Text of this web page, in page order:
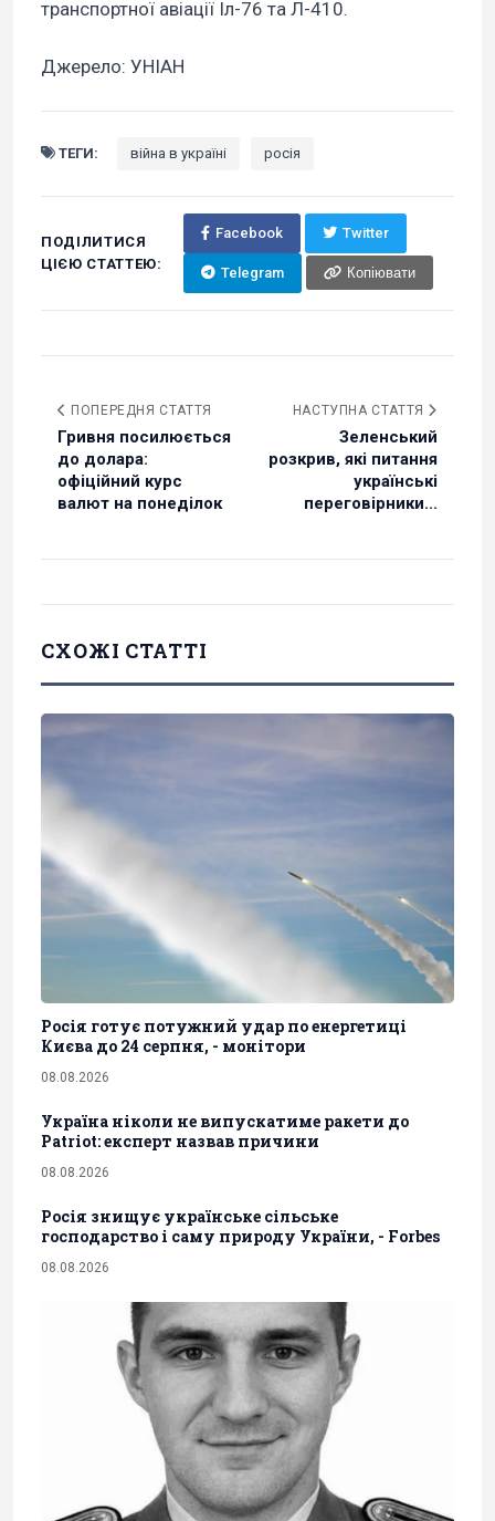
транспортної авіації Іл-76 та Л-410.
Джерело: УНІАН
ТЕГИ: війна в україні росія
ПОДІЛИТИСЯ
ЦІЄЮ СТАТТЕЮ:
Facebook Twitter
Telegram Копіювати
ПОПЕРЕДНЯ СТАТТЯ
Гривня посилюється
до долара:
офіційний курс
валют на понеділок
НАСТУПНА СТАТТЯ
Зеленський
розкрив, які питання
українські
переговірники...
СХОЖІ СТАТТІ
Росія готує потужний удар по енергетиці
Києва до 24 серпня, - монітори
08.08.2026
Україна ніколи не випускатиме ракети до
Patriot: експерт назвав причини
08.08.2026
Росія знищує українське сільське
господарство і саму природу України, - Forbes
08.08.2026